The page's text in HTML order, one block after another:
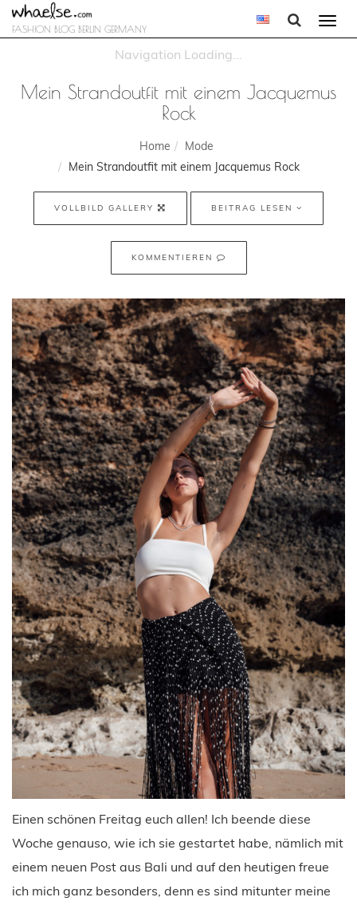
FASHION BLOG BERLIN GERMANY
Mein Strandoutfit mit einem Jacquemus
Rock
Home
Mode
Mein Strandoutfit mit einem Jacquemus Rock
VOLLBILD GALLERY BEITRAG LESEN
KOMMENTIEREN
Einen schönen Freitag euch allen! Ich beende diese
Woche genauso, wie ich sie gestartet habe, nämlich mit
einem neuen Post aus Bali und auf den heutigen freue
ich mich ganz besonders, denn es sind mitunter meine